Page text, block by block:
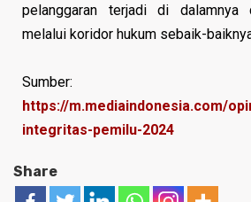
pelanggaran terjadi di dalamnya
melalui koridor hukum sebaik-
Sumber:
https://m.mediaindonesia.com/
integritas-pemilu-2024
Share